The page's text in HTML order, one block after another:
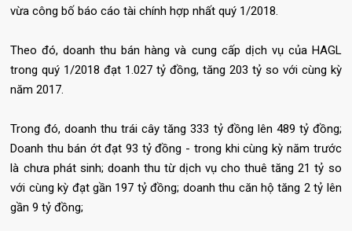
vừa công bố báo cáo tài chính hợp nhất quý 1/2018.
Theo đó, doanh thu bán hàng và cung cấp dịch vụ của HAGL
trong quý 1/2018 đạt 1.027 tỷ đồng, tăng 203 tỷ so với cùng kỳ
năm 2017.
Trong đó, doanh thu trái cây tăng 333 tỷ đồng lên 489 tỷ đồng;
Doanh thu bán ớt đạt 93 tỷ đồng - trong khi cùng kỳ năm trước
là chưa phát sinh; doanh thu từ dịch vụ cho thuê tăng 21 tỷ so
với cùng kỳ đạt gần 197 tỷ đồng; doanh thu căn hộ tăng 2 tỷ lên
gần 9 tỷ đồng;